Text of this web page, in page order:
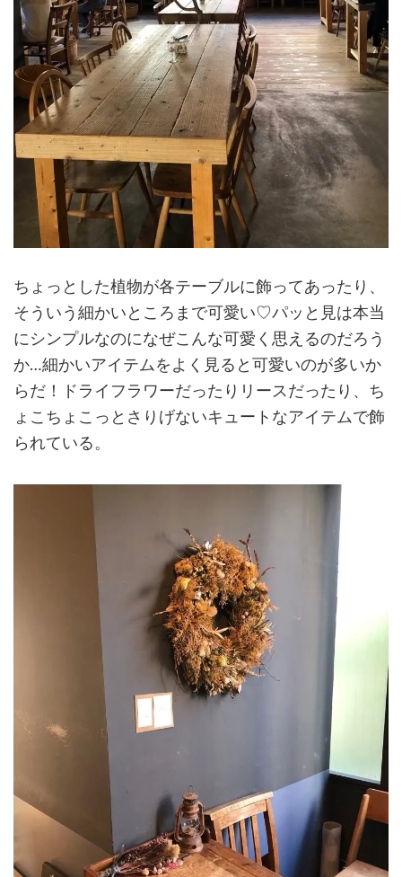
ちょっとした植物が各テーブルに飾ってあったり、
そういう細かいところまで可愛い♡パッと見は本当
にシンプルなのになぜこんな可愛く思えるのだろう
か…細かいアイテムをよく見ると可愛いのが多いか
らだ！ドライフラワーだったりリースだったり、ち
ょこちょこっとさりげないキュートなアイテムで飾
られている。